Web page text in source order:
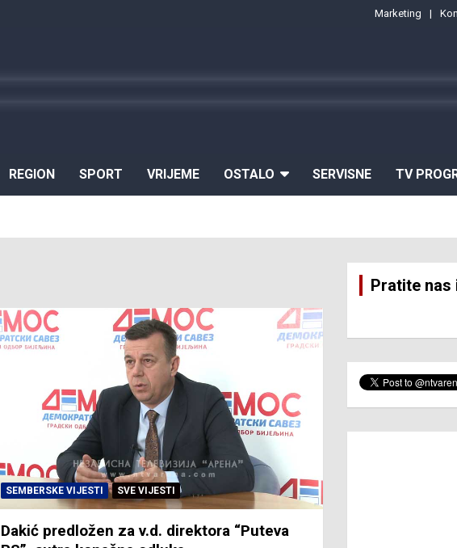
Marketing
REGION SPORT VRIJEME OSTALO SERVISNE TV
SEMBERSKE VIJESTI SVE VIJESTI
Dakić predložen za v.d. direktora “Puteva
Pratite nas